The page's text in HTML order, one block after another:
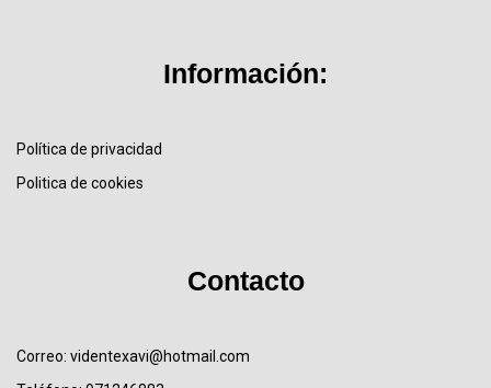
Información:
Política de privacidad
Politica de cookies
Contacto
Correo: videntexavi@hotmail.com